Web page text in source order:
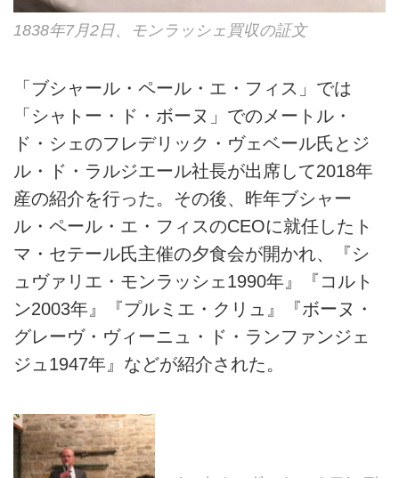
1838年7月2日、モンラッシェ買収の証文
「ブシャール・ペール・エ・フィス」では
「シャトー・ド・ボーヌ」でのメートル・
ド・シェのフレデリック・ヴェベール氏とジ
ル・ド・ラルジエール社長が出席して2018年
産の紹介を行った。その後、昨年ブシャー
ル・ペール・エ・フィスのCEOに就任したト
マ・セテール氏主催の夕食会が開かれ、『シ
ュヴァリエ・モンラッシェ1990年』『コルト
ン2003年』『プルミエ・クリュ』『ボーヌ・
グレーヴ・ヴィーニュ・ド・ランファンジェ
ジュ1947年』などが紹介された。